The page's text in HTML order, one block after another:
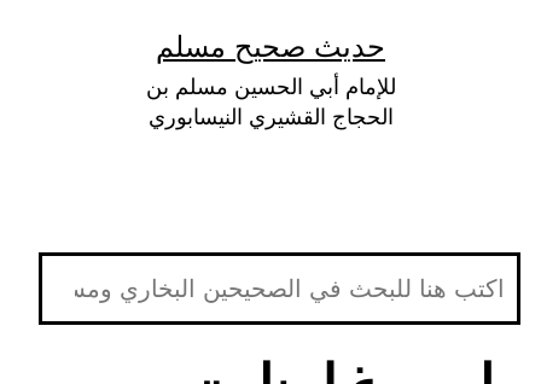
حديث صحيح مسلم
للإمام أبي الحسين مسلم بن
الحجاج القشيري النيسابوري